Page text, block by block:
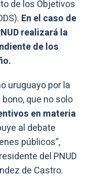
de los Objetivos
En el caso de
realizará la
de los
uruguayo por la
que no solo
en materia
al debate
públicos”,
del PNUD
de Castro.